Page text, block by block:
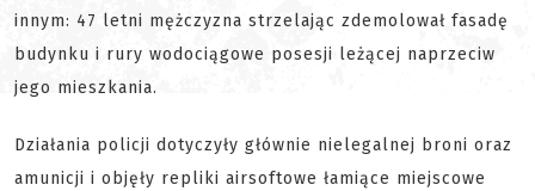
innym: 47 letni mężczyzna strzelając zdemolował fasadę
budynku i rury wodociągowe posesji leżącej naprzeciw
jego mieszkania.
Działania policji dotyczyły głównie nielegalnej broni oraz
amunicji i objęły repliki airsoftowe łamiące miejscowe